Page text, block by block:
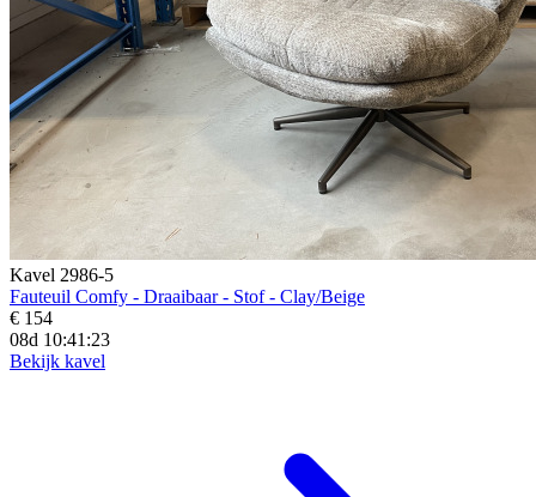
Kavel 2986-5
Fauteuil Comfy - Draaibaar - Stof - Clay/Beige
€ 154
08d 10:41:21
Bekijk kavel